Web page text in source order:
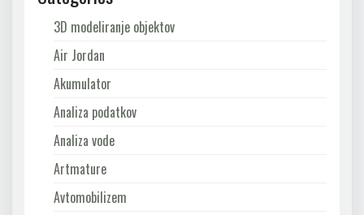
3D modeliranje objektov
Air Jordan
Akumulator
Analiza podatkov
Analiza vode
Artmature
Avtomobilizem